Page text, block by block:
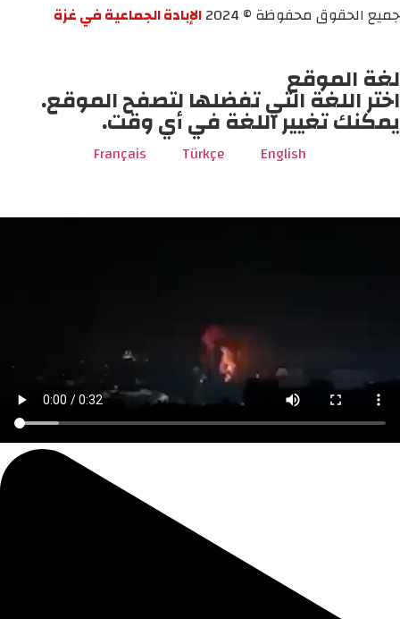
جميع الحقوق محفوظة © 2024
الإبادة الجماعية في غزة
لغة الموقع
اختر اللغة التي تفضلها لتصفح الموقع.
يمكنك تغيير اللغة في أي وقت.
English
Türkçe
Français